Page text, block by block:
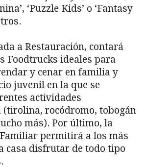
‘Puzzle Kids’ o ‘Fantasy
a Restauración, contará
Foodtrucks ideales para
y cenar en familia y
juvenil en la que se
actividades
rocódromo, tobogán
más). Por último, la
permitirá a los más
casa disfrutar de todo tipo